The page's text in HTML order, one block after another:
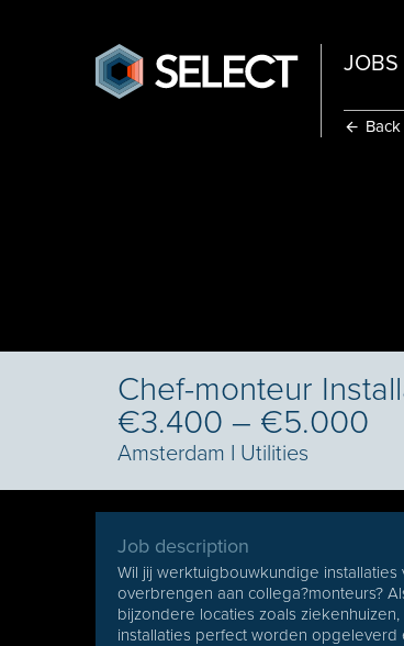
JOBS
Back
Chef-monteur
€3.400 – €5.000
Amsterdam I Utilities
Job description
Wil jij werktuigbouwkundige
overbrengen aan collega?monteurs?
bijzondere locaties zoals
installaties perfect worden